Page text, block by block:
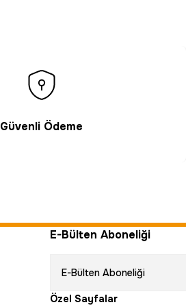
Güvenli Ödeme
E-Bülten Aboneliği
Özel Sayfalar